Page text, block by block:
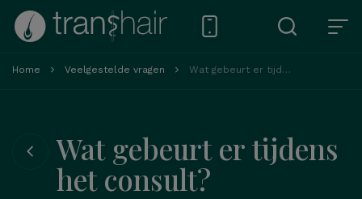
Home Veelgestelde vragen Wat gebeurt er tijdens het consult?
Wat gebeurt er tijdens
het consult?